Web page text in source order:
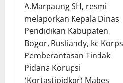
A.Marpaung SH, resmi
melaporkan Kepala Dinas
Pendidikan Kabupaten
Bogor, Rusliandy, ke Korps
Pemberantasan Tindak
Pidana Korupsi
(Kortastipidkor) Mabes